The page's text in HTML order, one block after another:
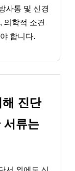
사통 및 신경
의학적 소견
합니다.
진단
서류는